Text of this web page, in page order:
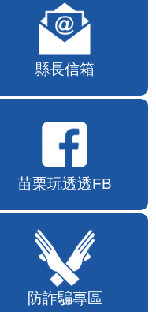
縣長信箱
苗栗玩透透FB
防詐騙專區